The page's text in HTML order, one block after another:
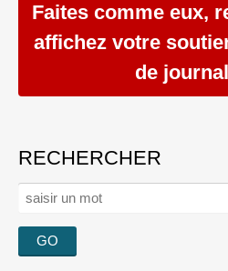
Faites comme eux,
affichez votre
de
RECHERCHER
Rechercher :